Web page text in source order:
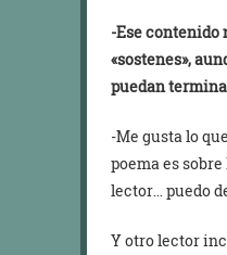
-Ese contenido
«sostenes»,
puedan
-Me gusta lo
poema es
lector… puedo
Y otro lector